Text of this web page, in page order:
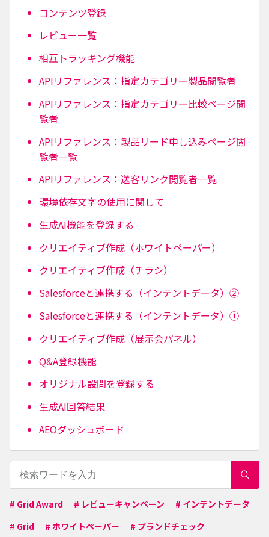
コンテンツ登録
レビュー一覧
相互トラッキング機能
APIリファレンス：指定カテゴリー製品閲覧者
APIリファレンス：指定カテゴリー比較ページ閲
覧者
APIリファレンス：製品リード申し込みページ閲
覧者一覧
APIリファレンス：送客リンク閲覧者一覧
環境依存文字の使用に関して
生成AI機能を登録する
クリエイティブ作成（ホワイトペーパー）
クリエイティブ作成（チラシ）
Salesforceと連携する（インテントデータ）②
Salesforceと連携する（インテントデータ）①
クリエイティブ作成（展示会パネル）
Q&A登録機能
オリジナル設問を登録する
生成AI回答結果
AEOダッシュボード
# Grid Award # レビューキャンペーン
# インテントデータ
# Grid
# ホワイトペーパー # ブランドチェック